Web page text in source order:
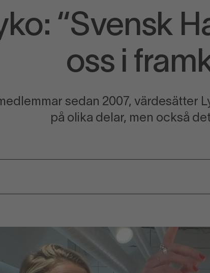
“Svensk
oss i
sedan 2007, värdesätter
på olika delar, men också